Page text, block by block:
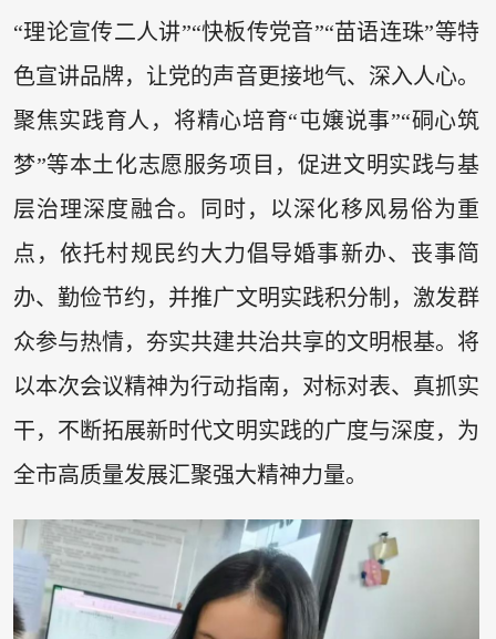
“理论宣传二人讲”“快板传党音”“苗语连珠”等特
色宣讲品牌，让党的声音更接地气、深入人心。
聚焦实践育人，将精心培育“屯嬢说事”“硐心筑
梦”等本土化志愿服务项目，促进文明实践与基
层治理深度融合。同时，以深化移风易俗为重
点，依托村规民约大力倡导婚事新办、丧事简
办、勤俭节约，并推广文明实践积分制，激发群
众参与热情，夯实共建共治共享的文明根基。将
以本次会议精神为行动指南，对标对表、真抓实
干，不断拓展新时代文明实践的广度与深度，为
全市高质量发展汇聚强大精神力量。